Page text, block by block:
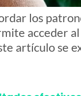
los
acceder
artículo se